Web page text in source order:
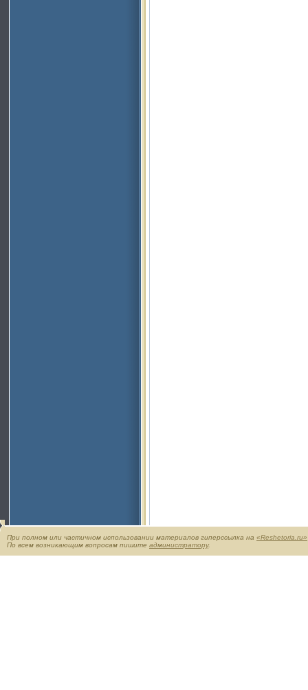
При полном или частичном использовании материалов гиперссылка на «Reshetoria.ru»
По всем возникающим вопросам пишите администратору.